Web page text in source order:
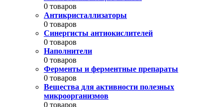
0 товаров
Антикристаллизаторы
0 товаров
Синергисты антиокислителей
0 товаров
Наполнители
0 товаров
Ферменты и ферментные препараты
0 товаров
Вещества для активности полезных
микроорганизмов
0 товаров